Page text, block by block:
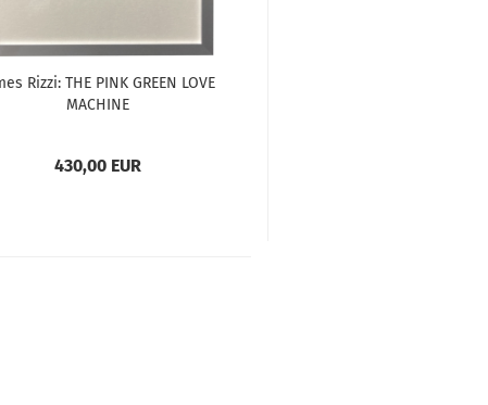
Rizzi: THE PINK GREEN LOVE
MACHINE
430,00 EUR